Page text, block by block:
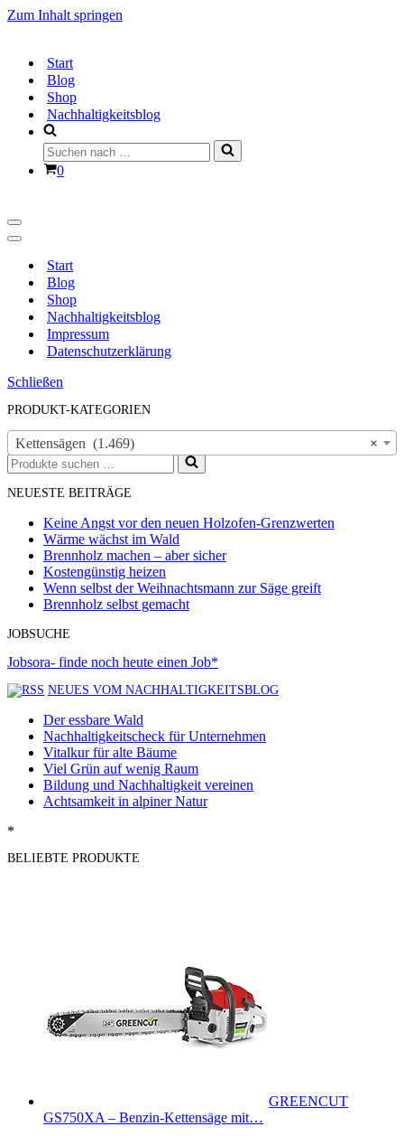
Zum Inhalt springen
Start
Blog
Shop
Nachhaltigkeitsblog
Suchen
nach …
Warenkorb
0
Navigationsmenü
Navigationsmenü
Start
Blog
Shop
Nachhaltigkeitsblog
Impressum
Datenschutzerklärung
Schließen
PRODUKT-KATEGORIEN
×
Kettensägen (1.469)
Suchen
nach …
NEUESTE BEITRÄGE
Keine Angst vor den neuen Holzofen-Grenzwerten
Wärme wächst im Wald
Brennholz machen – aber sicher
Kostengünstig heizen
Wenn selbst der Weihnachtsmann zur Säge greift
Brennholz selbst gemacht
JOBSUCHE
Jobsora- finde noch heute einen Job*
NEUES VOM NACHHALTIGKEITSBLOG
Der essbare Wald
Nachhaltigkeitscheck für Unternehmen
Vitalkur für alte Bäume
Viel Grün auf wenig Raum
Bildung und Nachhaltigkeit vereinen
Achtsamkeit in alpiner Natur
*
BELIEBTE PRODUKTE
GREENCUT
GS750XA – Benzin-Kettensäge mit…